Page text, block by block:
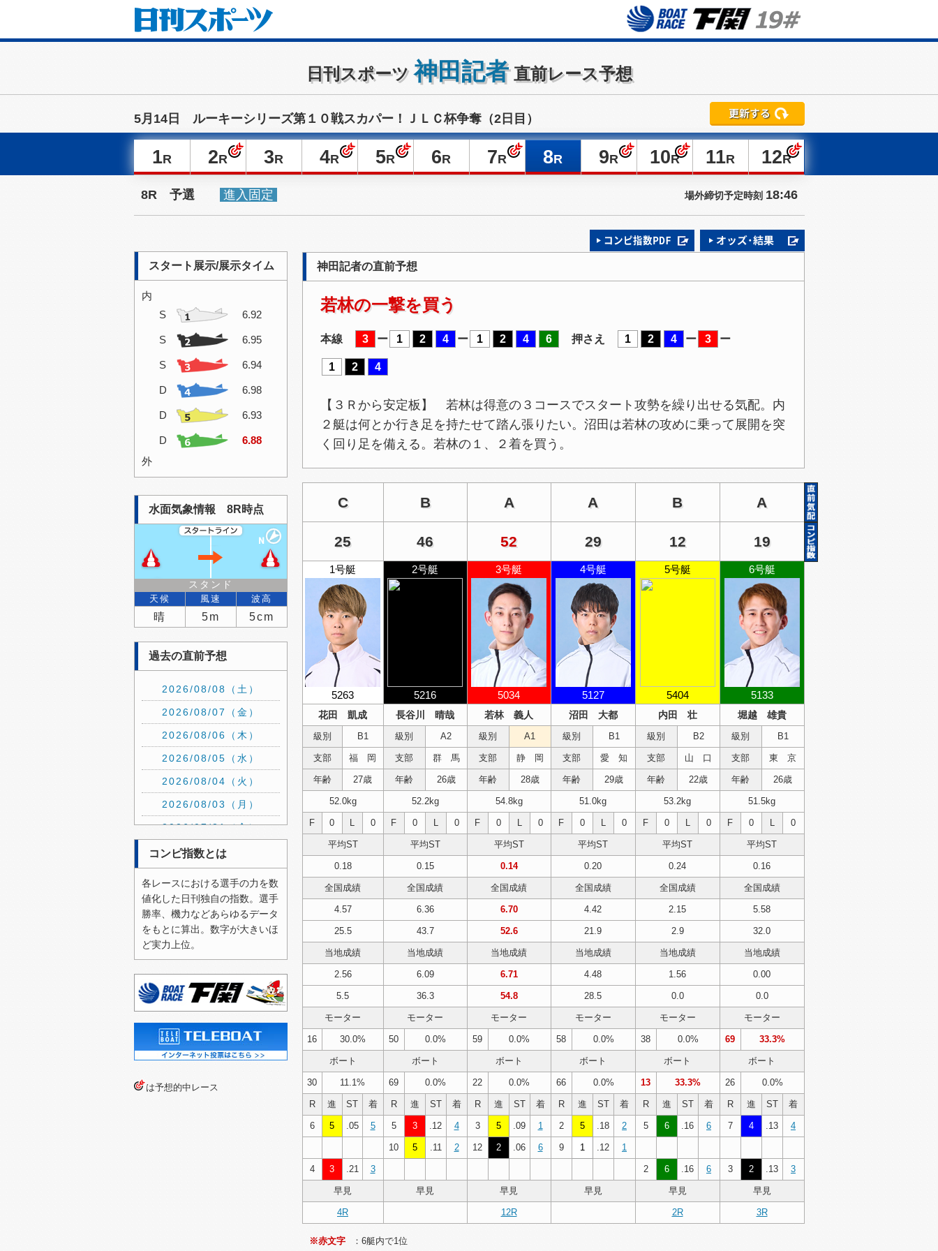
日刊スポーツ神田記者直前レース予想
5月14日 ルーキーシリーズ第１０戦スカパー！ＪＬＣ杯争奪（2日目）
1R 2R 3R 4R 5R 6R 7R 8R 9R 10R 11R 12R
8R 予選 進入固定 場外締切予定時刻 18:46
スタート展示/展示タイム
内
S
6.92
S 6.95
S 6.94
D 6.98
D 6.93
D
6.88
外
水面気象情報 8R時点
スタンド
天候 風速 波高
晴 5m 5cm
過去の直前予想
2026/08/08（土）
2026/08/07（金）
2026/08/06（木）
2026/08/05（水）
2026/08/04（火）
2026/08/03（月）
2026/07/31（金）
2026/07/30（木）
2026/07/28（火）
2026/07/27（月）
2026/07/24（金）
2026/07/22（水）
2026/07/21（火）
2026/07/20（月）
2026/07/19（日）
2026/07/13（月）
コンピ指数とは
各レースにおける選手の力を数
値化した日刊独自の指数。選手
勝率、機力などあらゆるデータ
をもとに算出。数字が大きいほ
ど実力上位。
は予想的中レース
神田記者の直前予想
若林の一撃を買う
本線 3 ー 1 2 4 ー 1 2 4 6 押さえ 1 2 4 ー 3 ー
1 2 4
【３Ｒから安定板】 若林は得意の３コースでスタート攻勢を繰り出せる気配。内
２艇は何とか行き足を持たせて踏ん張りたい。沼田は若林の攻めに乗って展開を突
く回り足を備える。若林の１、２着を買う。
C B A A B A
25 46 52 29 12 19
1号艇
5263
2号艇
5216
3号艇
5034
4号艇
5127
5号艇
5404
6号艇
5133
花田 凱成 長谷川 晴哉 若林 義人 沼田 大都 内田 壮 堀越 雄貴
級別 B1 級別 A2 級別 A1 級別 B1 級別 B2 級別 B1
支部 福 岡 支部 群 馬 支部 静 岡 支部 愛 知 支部 山 口 支部 東 京
年齢 27歳 年齢 26歳 年齢 28歳 年齢 29歳 年齢 22歳 年齢 26歳
52.0kg 52.2kg 54.8kg 51.0kg 53.2kg 51.5kg
F 0 L 0 F 0 L 0 F 0 L 0 F 0 L 0 F 0 L 0 F 0 L 0
平均ST 平均ST 平均ST 平均ST 平均ST 平均ST
0.18 0.15 0.14 0.20 0.24 0.16
全国成績 全国成績 全国成績 全国成績 全国成績 全国成績
4.57 6.36 6.70 4.42 2.15 5.58
25.5 43.7 52.6 21.9 2.9 32.0
当地成績 当地成績 当地成績 当地成績 当地成績 当地成績
2.56 6.09 6.71 4.48 1.56 0.00
5.5 36.3 54.8 28.5 0.0 0.0
モーター モーター モーター モーター モーター モーター
16 30.0% 50 0.0% 59 0.0% 58 0.0% 38 0.0% 69 33.3%
ボート ボート ボート ボート ボート ボート
30 11.1% 69 0.0% 22 0.0% 66 0.0% 13 33.3% 26 0.0%
R 進 ST 着 R 進 ST 着 R 進 ST 着 R 進 ST 着 R 進 ST 着 R 進 ST 着
6 5 .05 5 5 3 .12 4 3 5 .09 1 2 5 .18 2 5 6 .16 6 7 4 .13 4
10 5 .11 2 12 2 .06 6 9 1 .12 1
4 3 .21 3 2 6 .16 6 3 2 .13 3
早見 早見 早見 早見 早見 早見
4R 12R 2R 3R
※赤文字 ：6艇内で1位